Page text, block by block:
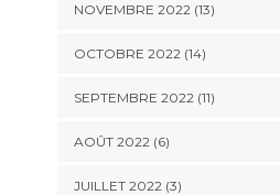
NOVEMBRE 2022 (13)
OCTOBRE 2022 (14)
SEPTEMBRE 2022 (11)
AOÛT 2022 (6)
JUILLET 2022 (3)